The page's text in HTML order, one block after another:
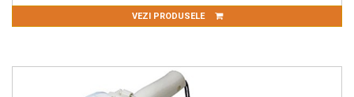
VEZI PRODUSELE